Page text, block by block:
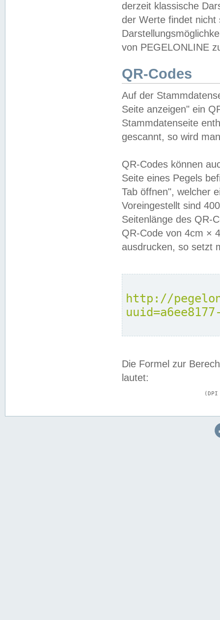
derzeit klassische
der Werte findet
von PEGELONLINE
QR-Codes
Auf der
Seite anzeigen" ein
Stammdatenseite
gescannt, so wird
QR-Codes können
Seite eines Pegels
Tab öffnen", welcher
Voreingestellt sind
Seitenlänge des QR-
QR-Code von 4cm ×
ausdrucken, so setzt
http://
Die Formel zur
lautet: